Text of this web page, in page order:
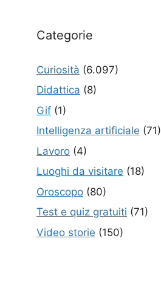
Categorie
Curiosità (6.097)
Didattica (8)
Gif (1)
Intelligenza artificiale (71)
Lavoro (4)
Luoghi da visitare (18)
Oroscopo (80)
Test e quiz gratuiti (71)
Video storie (150)